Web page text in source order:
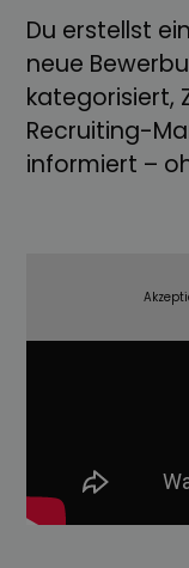
Du erstellst
neue
kategorisiert,
Recruiting-
informiert –